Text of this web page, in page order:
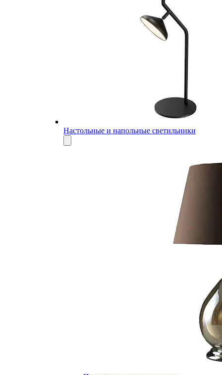
Настольные и напольные светильники